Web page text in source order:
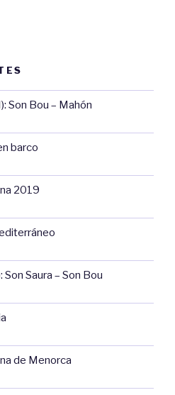
Son Bou – Mahón
barco
2019
Saura – Son Bou
de Menorca